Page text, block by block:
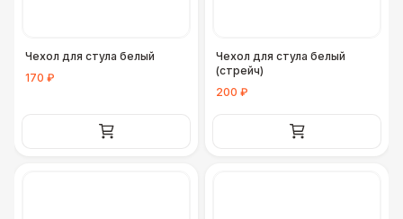
Чехол для стула белый
170 ₽
Чехол для стула белый
(стрейч)
200 ₽